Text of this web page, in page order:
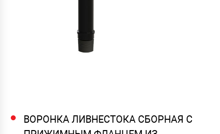
ВОРОНКА ЛИВНЕСТОКА СБОРНАЯ С